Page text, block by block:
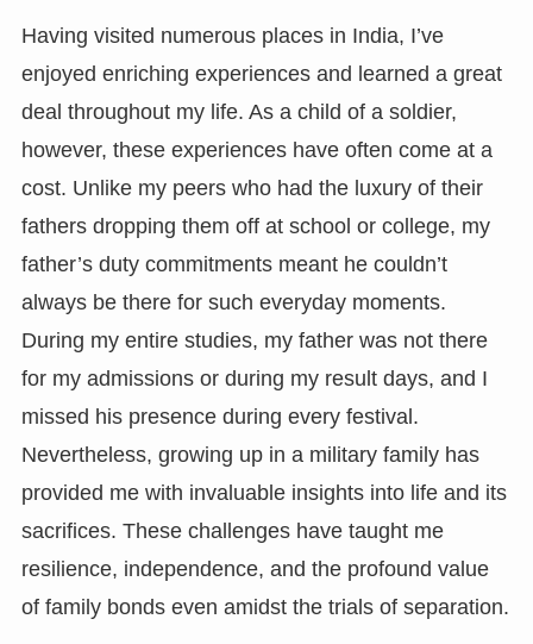
Having visited numerous places in India, I’ve
enjoyed enriching experiences and learned a great
deal throughout my life. As a child of a soldier,
however, these experiences have often come at a
cost. Unlike my peers who had the luxury of their
fathers dropping them off at school or college, my
father’s duty commitments meant he couldn’t
always be there for such everyday moments.
During my entire studies, my father was not there
for my admissions or during my result days, and I
missed his presence during every festival.
Nevertheless, growing up in a military family has
provided me with invaluable insights into life and its
sacrifices. These challenges have taught me
resilience, independence, and the profound value
of family bonds even amidst the trials of separation.